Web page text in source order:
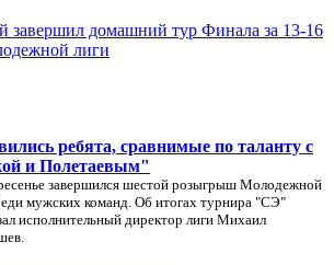
завершил домашний тур Финала за 13-16
лиги
ребята, сравнимые по таланту с
и Полетаевым"
завершился шестой розыгрыш Молодежной
мужских команд. Об итогах турнира "СЭ"
исполнительный директор лиги Михаил